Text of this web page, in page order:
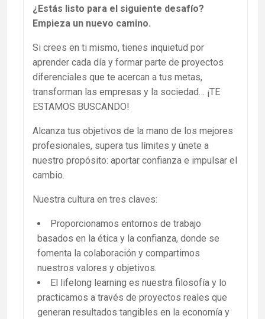
¿Estás listo para el siguiente desafío?
Empieza un nuevo camino.
Si crees en ti mismo, tienes inquietud por
aprender cada día y formar parte de proyectos
diferenciales que te acercan a tus metas,
transforman las empresas y la sociedad… ¡TE
ESTAMOS BUSCANDO!
Alcanza tus objetivos de la mano de los mejores
profesionales, supera tus límites y únete a
nuestro propósito: aportar confianza e impulsar el
cambio.
Nuestra cultura en tres claves:
Proporcionamos entornos de trabajo
basados en la ética y la confianza, donde se
fomenta la colaboración y compartimos
nuestros valores y objetivos.
El lifelong learning es nuestra filosofía y lo
practicamos a través de proyectos reales que
generan resultados tangibles en la economía y